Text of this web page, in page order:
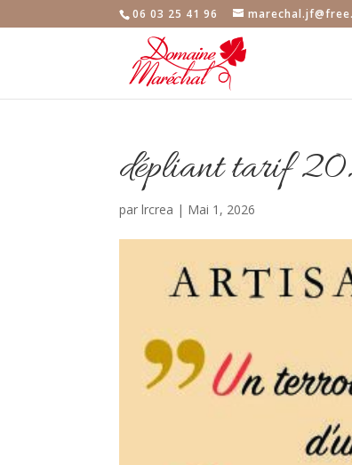
06 03 25 41 96
dépliant tarif
parlrcrea | Mai 1, 2026